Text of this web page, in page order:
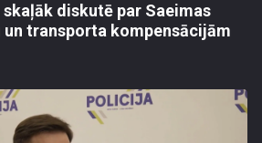
diskutē par Saeimas
transporta kompensācijām